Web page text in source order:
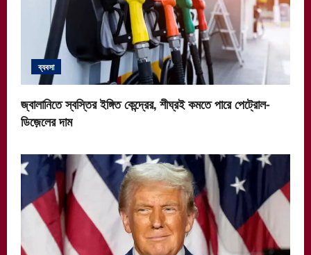
ব্যবসা
জ্বালানিতে স্বস্তির ইঙ্গিত কেন্দ্রের, শীঘ্রই কমতে পারে পেট্রোল-
ডিজ়েলের দাম